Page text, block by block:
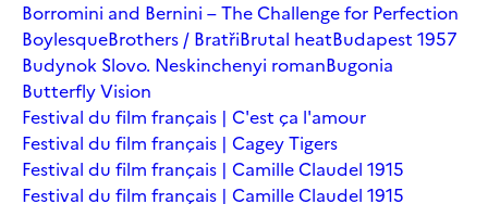
Borromini and Bernini – The Challenge for Perfection
BoylesqueBrothers / BratřiBrutal heatBudapest 1957
Budynok Slovo. Neskinchenyi romanBugonia
Butterfly Vision
Festival du film français | C'est ça l'amour
Festival du film français | Cagey Tigers
Festival du film français | Camille Claudel 1915
Festival du film français | Camille Claudel 1915